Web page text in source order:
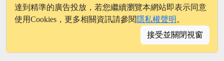
達到精準的廣告投放，若您繼續瀏覽本網站即表示同意
使用Cookies，更多相關資訊請參閱 隱私權聲明 。
接受並關閉視窗